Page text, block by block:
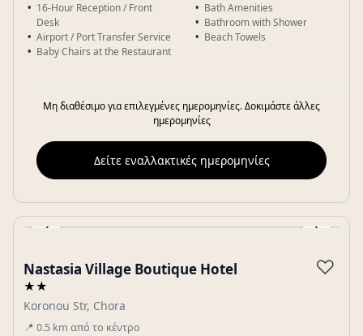
16-Hour Reception / Front
Desk
Airport / Port Transfer Service
Baby Chairs at the Restaurant
Bath Amenities
Bathroom with Shower
Beach Towels
Μη διαθέσιμο για επιλεγμένες ημερομηνίες. Δοκιμάστε άλλες
ημερομηνίες
Δείτε εναλλακτικές ημερομηνίες
‹ ›
Nastasia Village Boutique Hotel
★★
Koronou Str, Chora
📍 0.5 km από το κέντρο
♡